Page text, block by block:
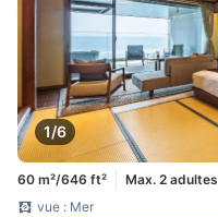
1/6
60 m²/646 ft² Max. 2 adultes
vue : Mer